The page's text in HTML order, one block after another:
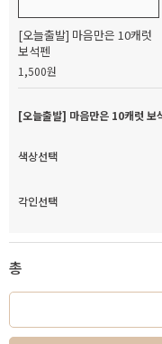
[오늘출발] 마음만은 10캐럿
보석펜
1,500원
[오늘출발] 마음만은 10캐럿 보
색상선택
각인선택
총